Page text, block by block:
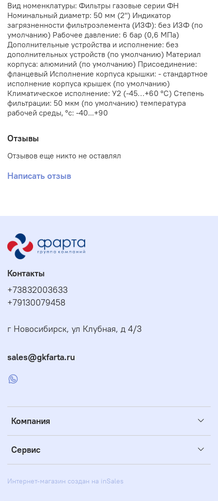
Вид номенклатуры: Фильтры газовые серии ФН
Номинальный диаметр: 50 мм (2") Индикатор
загрязненности фильтроэлемента (ИЗФ): без ИЗФ (по
умолчанию) Рабочее давление: 6 бар (0,6 МПа)
Дополнительные устройства и исполнение: без
дополнительных устройств (по умолчанию) Материал
корпуса: алюминий (по умолчанию) Присоединение:
фланцевый Исполнение корпуса крышки: - стандартное
исполнение корпуса крышек (по умолчанию)
Климатическое исполнение: У2 (-45…+60 °С) Степень
фильтрации: 50 мкм (по умолчанию) температура
рабочей среды, °с: -40...+90
Отзывы
Отзывов еще никто не оставлял
Написать отзыв
Компания
Сервис
Контакты
+73832003633
+79130079458
г Новосибирск, ул Клубная, д 4/3
sales@gkfarta.ru
Интернет-магазин создан на inSales